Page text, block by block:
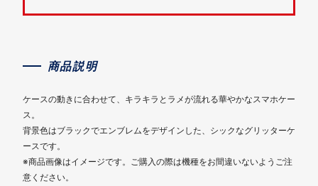
商品説明
ケースの動きに合わせて、キラキラとラメが流れる華やかなスマホケー
ス。
背景色はブラックでエンブレムをデザインした、シックなグリッターケ
ースです。
※商品画像はイメージです。ご購入の際は機種をお間違いないようご注
意ください。